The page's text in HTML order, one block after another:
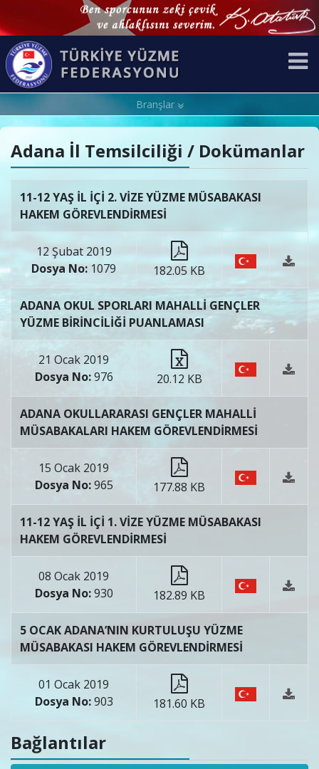
Branşlar
Adana İl Temsilciliği / Dokümanlar
11-12 YAŞ İL İÇİ 2. VİZE YÜZME MÜSABAKASI
HAKEM GÖREVLENDİRMESİ
12 Şubat 2019
Dosya No: 1079 182.05 KB
ADANA OKUL SPORLARI MAHALLİ GENÇLER
YÜZME BİRİNCİLİĞİ PUANLAMASI
21 Ocak 2019
Dosya No:976 20.12 KB
ADANA OKULLARARASI GENÇLER MAHALLİ
MÜSABAKALARI HAKEM GÖREVLENDİRMESİ
15 Ocak 2019
Dosya No:965 177.88 KB
11-12 YAŞ İL İÇİ 1. VİZE YÜZME MÜSABAKASI
HAKEM GÖREVLENDİRMESİ
08 Ocak 2019
Dosya No:930 182.89 KB
5 OCAK ADANA’NIN KURTULUŞU YÜZME
MÜSABAKASI HAKEM GÖREVLENDİRMESİ
01 Ocak 2019
Dosya No:903 181.60 KB
Bağlantılar